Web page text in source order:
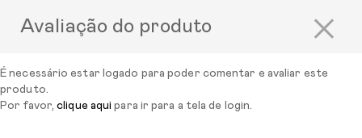
Avaliação do produto ×
É necessário estar logado para poder comentar e avaliar este
produto.
Por favor,clique aqui para ir para a tela de login.